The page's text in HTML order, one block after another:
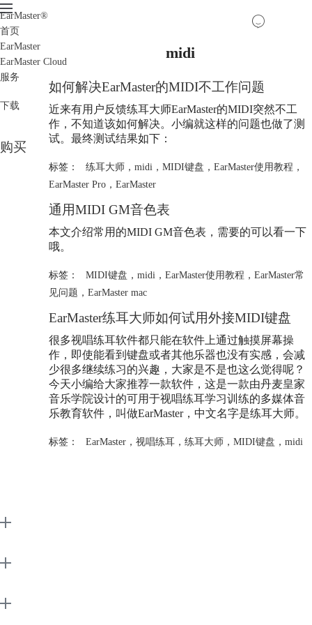
EarMaster®
首页
EarMaster
EarMaster Cloud
服务
下载
购买
midi
如何解决EarMaster的MIDI不工作问题
近来有用户反馈练耳大师EarMaster的MIDI突然不工
作，不知道该如何解决。小编就这样的问题也做了测
试。最终测试结果如下：
标签： 练耳大师， midi ， MIDI键盘 ， EarMaster使用教程 ，
EarMaster Pro ， EarMaster
通用MIDI GM音色表
本文介绍常用的MIDI GM音色表，需要的可以看一下
哦。
标签： MIDI键盘 ， midi ， EarMaster使用教程 ， EarMaster常
见问题 ， EarMaster mac
EarMaster练耳大师如何试用外接MIDI键盘
很多视唱练耳软件都只能在软件上通过触摸屏幕操
作，即使能看到键盘或者其他乐器也没有实感，会减
少很多继续练习的兴趣，大家是不是也这么觉得呢？
今天小编给大家推荐一款软件，这是一款由丹麦皇家
音乐学院设计的可用于视唱练耳学习训练的多媒体音
乐教育软件，叫做EarMaster，中文名字是练耳大师。
标签： EarMaster， 视唱练耳， 练耳大师， MIDI键盘 ， midi